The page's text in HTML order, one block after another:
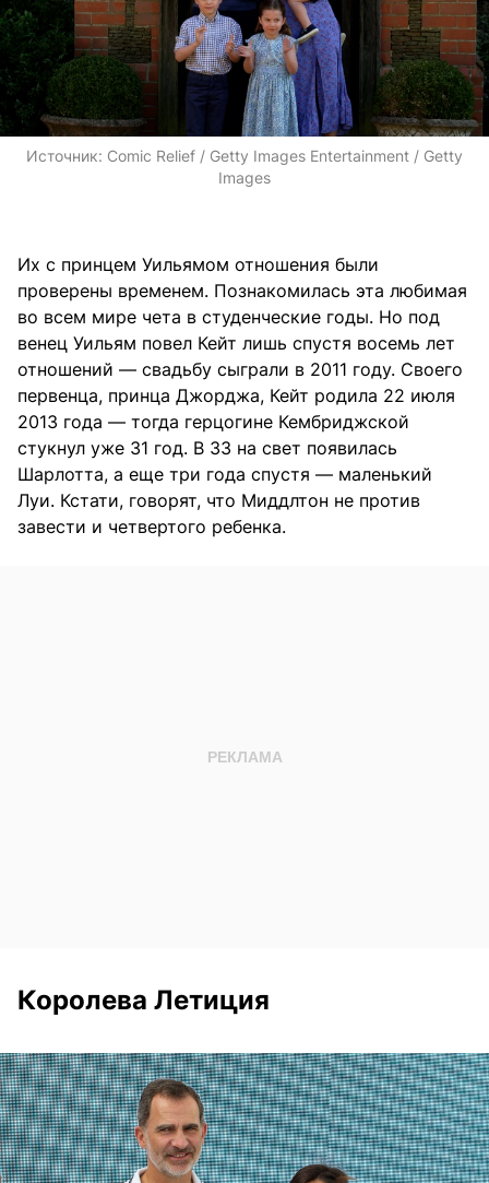
Источник: Comic Relief / Getty Images Entertainment / Getty
Images
Их с принцем Уильямом отношения были
проверены временем. Познакомилась эта любимая
во всем мире чета в студенческие годы. Но под
венец Уильям повел Кейт лишь спустя восемь лет
отношений — свадьбу сыграли в 2011 году. Своего
первенца, принца Джорджа, Кейт родила 22 июля
2013 года — тогда герцогине Кембриджской
стукнул уже 31 год. В 33 на свет появилась
Шарлотта, а еще три года спустя — маленький
Луи. Кстати, говорят, что Миддлтон не против
завести и четвертого ребенка.
Королева Летиция